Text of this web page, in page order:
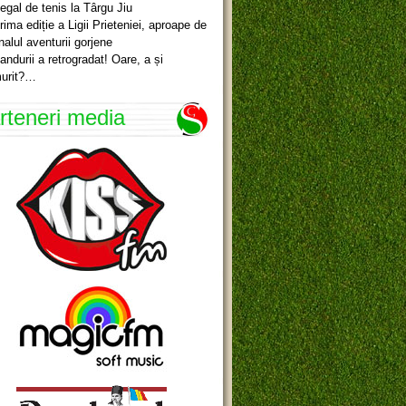
de tenis la Târgu Jiu
ediție a Ligii Prieteniei, aproape de
aventurii gorjene
a retrogradat! Oare, a și
media